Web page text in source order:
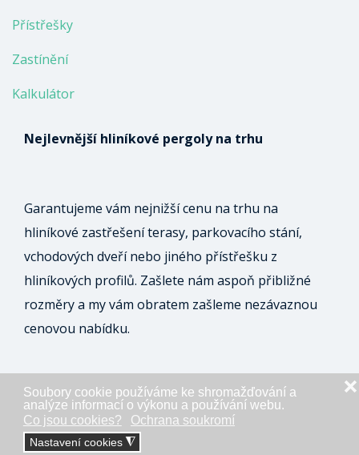
Soubory cookie používáme ke shromažďování a
analýze informací o výkonu a používání webu.
Co jsou cookies?
Ochrana soukromí
Nastavení cookies ◮
❌
Přístřešky
Zastínění
Kalkulátor
Nejlevnější hliníkové pergoly na trhu
Garantujeme vám nejnižší cenu na trhu na
hliníkové zastřešení terasy, parkovacího stání,
vchodových dveří nebo jiného přístřešku z
hliníkových profilů. Zašlete nám aspoň přibližné
rozměry a my vám obratem zašleme nezávaznou
cenovou nabídku.
ODESLAT NEZÁVAZNOU POPTÁVKU